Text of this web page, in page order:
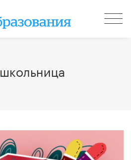
школьница